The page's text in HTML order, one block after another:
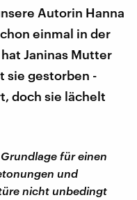
Autorin Hanna
einmal in der
Janinas Mutter
sie gestorben -
doch sie lächelt
für einen
und
nicht unbedingt